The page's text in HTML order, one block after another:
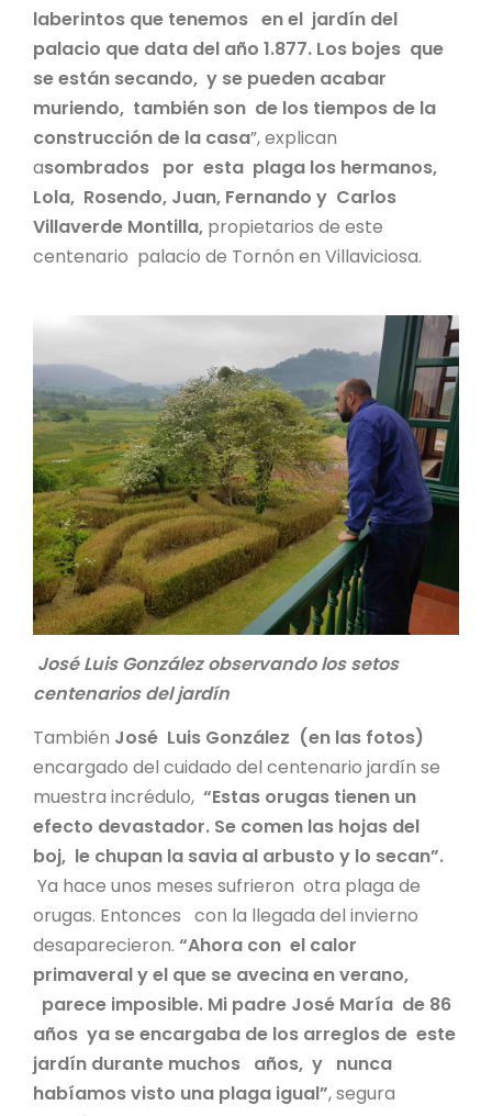
laberintos que tenemos en el jardín del
palacio que data del año 1.877. Los bojes que
se están secando, y se pueden acabar
muriendo, también son de los tiempos de la
construcción de la casa”, explican
asombrados por esta plaga los hermanos,
Lola, Rosendo, Juan, Fernando y Carlos
Villaverde Montilla, propietarios de este
centenario palacio de Tornón en Villaviciosa.
José Luis González observando los setos
centenarios del jardín
También José Luis González (en las fotos)
encargado del cuidado del centenario jardín se
muestra incrédulo, “Estas orugas tienen un
efecto devastador. Se comen las hojas del
boj, le chupan la savia al arbusto y lo secan”.
Ya hace unos meses sufrieron otra plaga de
orugas. Entonces con la llegada del invierno
desaparecieron. “Ahora con el calor
primaveral y el que se avecina en verano,
parece imposible. Mi padre José María de 86
años ya se encargaba de los arreglos de este
jardín durante muchos años, y nunca
habíamos visto una plaga igual”, segura